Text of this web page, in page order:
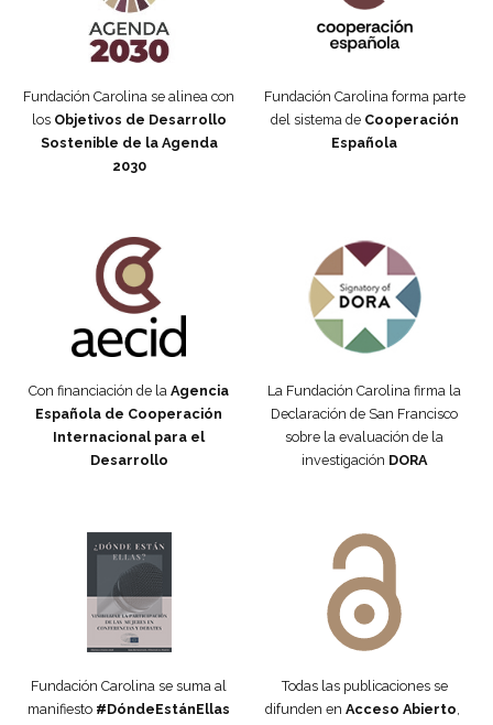
Fundación Carolina se alinea con
los Objetivos de Desarrollo
Sostenible de la Agenda
2030
Fundación Carolina forma parte
del sistema de Cooperación
Española
Con financiación de la Agencia
Española de Cooperación
Internacional para el
Desarrollo
La Fundación Carolina firma la
Declaración de San Francisco
sobre la evaluación de la
investigación DORA
Fundación Carolina se suma al
manifiesto #DóndeEstánEllas
Todas las publicaciones se
difunden en Acceso Abierto